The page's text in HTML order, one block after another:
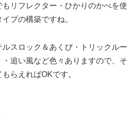
リフレクター・ひかりのかべを使
プの構築ですね。
スロック＆あくび・トリックルー
・追い風など色々ありますので、そ
らえればOKです。